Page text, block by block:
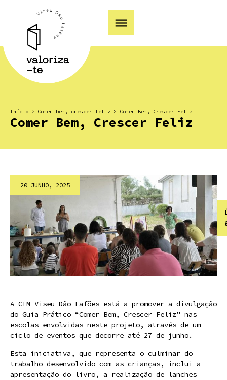
Início > Comer bem, crescer feliz > Comer Bem, Crescer Feliz
Comer Bem, Crescer Feliz
20 JUNHO, 2025
A CIM Viseu Dão Lafões está a promover a divulgação
do Guia Prático “Comer Bem, Crescer Feliz” nas
escolas envolvidas neste projeto, através de um
ciclo de eventos que decorre até 27 de junho.
Esta iniciativa, que representa o culminar do
trabalho desenvolvido com as crianças, inclui a
apresentação do livro, a realização de lanches